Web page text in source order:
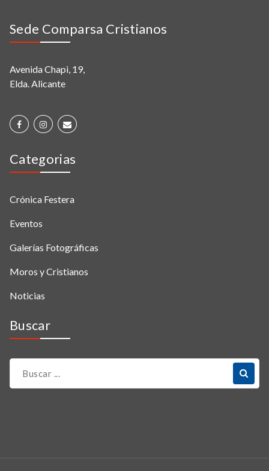
Sede Comparsa Cristianos
Avenida Chapi, 19,
Elda. Alicante
Categorias
Crónica Festera
Eventos
Galerías Fotográficas
Moros y Cristianos
Noticias
Buscar